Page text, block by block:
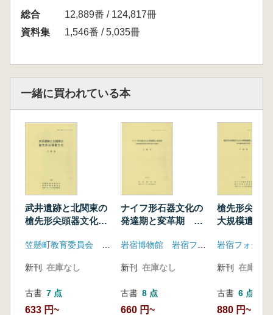
総合
12,889番 / 124,817冊
資料集
1,546番 / 5,035冊
一緒に買われている本
武井遺跡と北関東の
槍先形尖頭器文化
笠懸町教育委員会 岩宿フォーラム実行委員会
新刊 在庫なし
古書 7 点
633 円~
ナイフ形石器文化の
発達期と変革期 浅
灰期の石器群
岩宿博物館 岩宿フォーラム実行委員会
新刊 在庫なし
古書 8 点
660 円~
槍先形尖頭
大規模遺跡
掘60周年
新刊 在庫なし
古書 6 点
880 円~